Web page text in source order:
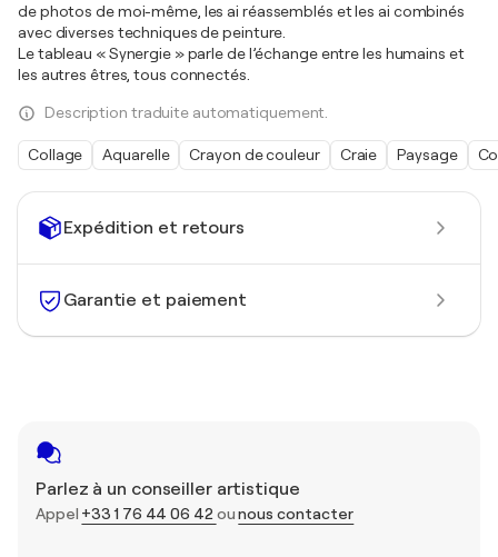
Expédition et retours
Garantie et paiement
Parlez à un conseiller artistique
Appel +33 1 76 44 06 42 ounous contacter
de photos de moi-même, les ai réassemblés et les ai combinés
avec diverses techniques de peinture.
Le tableau « Synergie » parle de l’échange entre les humains et
les autres êtres, tous connectés.
Description traduite automatiquement.
Collage Aquarelle Crayon de couleur Craie Paysage